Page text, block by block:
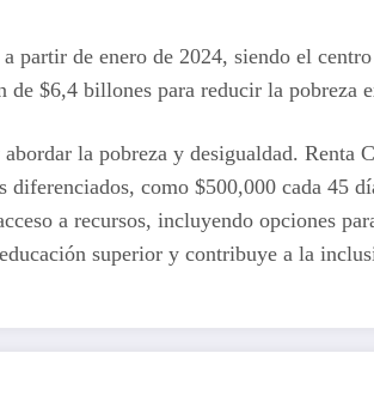
de enero de 2024, siendo el
$6,4 billones para reducir la pobreza
la pobreza y desigualdad. Renta
como $500,000 cada 45
a recursos, incluyendo opciones
superior y contribuye a la